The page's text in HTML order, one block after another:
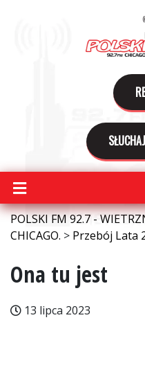
POLSKI FM 92.7 -
CHICAGO. > Przebój Lata
Ona tu jest
13 lipca 2023